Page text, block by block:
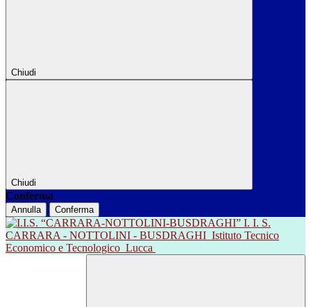
Chiudi
Chiudi
Conferma
Annulla Conferma
I. I. S.
CARRARA - NOTTOLINI - BUSDRAGHI Istituto Tecnico
Economico e Tecnologico Lucca